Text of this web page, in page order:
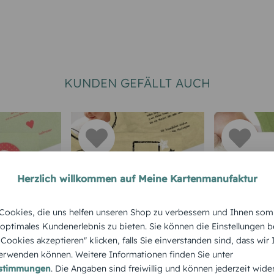
KUNDEN GEFÄLLT AUCH
HERZEN + STERNE
Kreidepapier
HERZEN +
Herzlich willkommen auf Meine Kartenmanufaktur
die uns helfen unseren Shop zu verbessern und Ihnen
Kundenerlebnis zu bieten. Sie können die Einstellungen
akzeptieren" klicken, falls Sie einverstanden sind, dass
können. Weitere Informationen finden Sie unter
. Die Angaben sind freiwillig und können jederzeit